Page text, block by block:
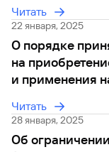
Оформить
карты
онлайн
Оператор
электронных
денежных
средств
Открытый
API
валют и
металлов
Быстрый
поиск
по
по
сайту
Вклады
Читать
22 января, 2025
О порядке
на
и применения
Читать
28 января, 2025
Об